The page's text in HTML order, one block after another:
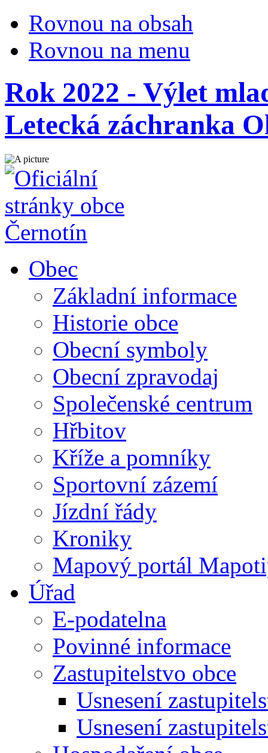
Rovnou na obsah
Rovnou na menu
Rok 2022 - Výlet
Letecká záchranka
Obec
Základní informace
Historie obce
Obecní symboly
Obecní zpravodaj
Společenské centrum
Hřbitov
Kříže a pomníky
Sportovní zázemí
Jízdní řády
Kroniky
Mapový portál
Úřad
E-podatelna
Povinné informace
Zastupitelstvo obce
Usnesení
Usnesení